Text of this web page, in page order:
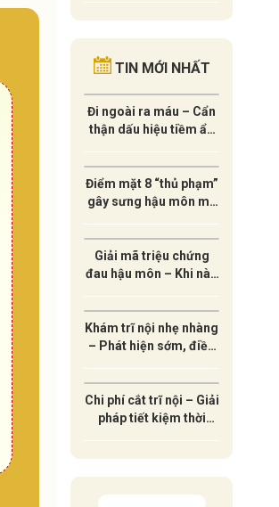
TIN MỚI NHẤT
Đi ngoài ra máu – Cẩn
thận dấu hiệu tiềm ẩn
Điểm mặt 8 “thủ phạm”
gây sưng hậu môn mà
Giải mã triệu chứng
đau hậu môn – Khi nào
Khám trĩ nội nhẹ nhàng
– Phát hiện sớm, điều
Chi phí cắt trĩ nội – Giải
pháp tiết kiệm thời